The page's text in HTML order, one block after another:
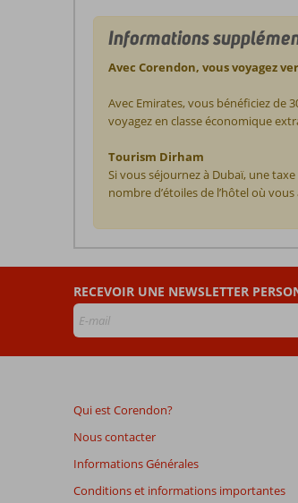
Informations
Avec Corendon, vous voyagez
Avec Emirates, vous bénéficiez de
voyagez en classe économique
Tourism Dirham
Si vous séjournez à Dubaï, une
nombre d’étoiles de l’hôtel où
écrits
nos
dans
C
The
Palm
RECEVOIR UNE NEWSLETTER
Qui est Corendon?
Nous contacter
Informations Générales
Conditions et informations importantes